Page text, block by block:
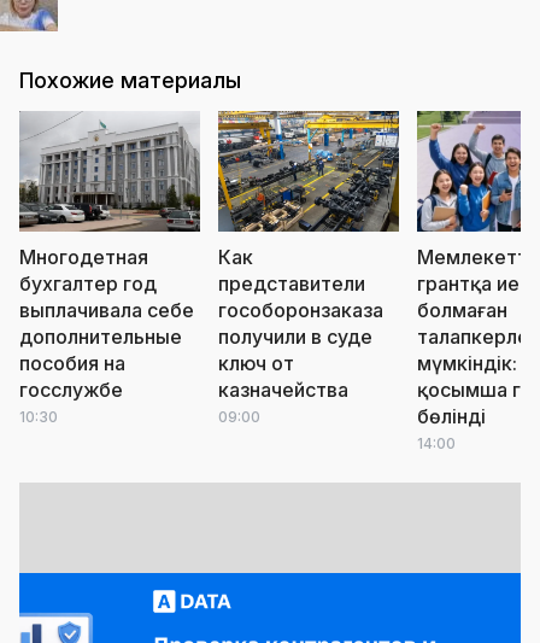
Похожие материалы
Многодетная
бухгалтер год
выплачивала себе
дополнительные
пособия на
госслужбе
10:30
Как
представители
гособоронзаказа
получили в суде
ключ от
казначейства
09:00
грантқа ие
болмаған
мүмкіндік:
қосымша
бөлінді
14:00